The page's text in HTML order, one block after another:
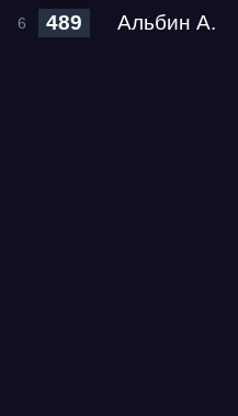
489
Альбин А.